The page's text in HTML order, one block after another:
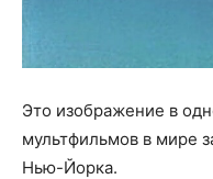
Это изображение в
мультфильмов в мире
Нью-Йорка.